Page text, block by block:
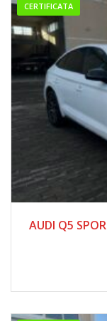
CERTIFICATA
AUDI Q5